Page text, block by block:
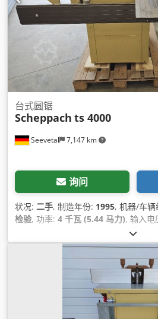
Seevetal 7,147 km
台式圆锯
Scheppach ts 4000
询问
状况: 二手, 制造年份: 1995, 机器/车辆
检验, 功率: 4 千瓦 (5.44 马力), 输入电
, 最大切割高
315 毫米, 锯片倾斜调整:45 °, 高度调
, 最大转速:4,000 转/分, 转速
127 千克, 桌高:850 毫米, 设备: